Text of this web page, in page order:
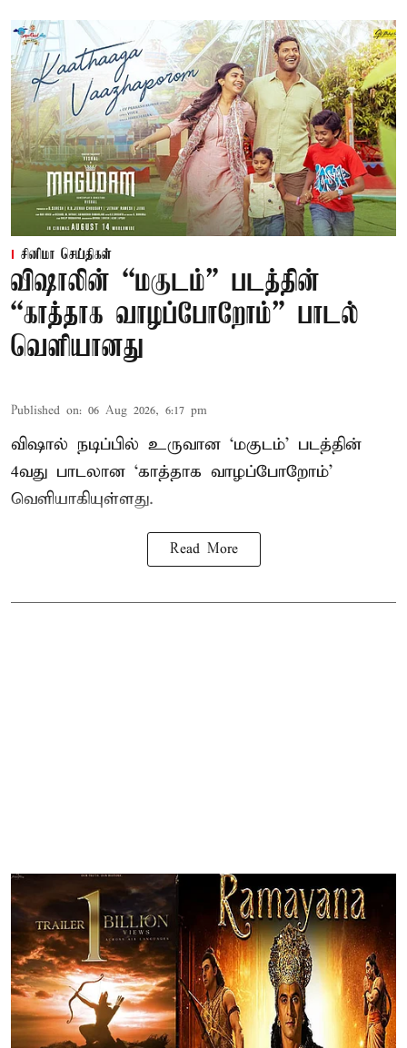
சினிமா செய்திகள்
விஷாலின் “மகுடம்” படத்தின்
“காத்தாக வாழப்போறோம்” பாடல்
வெளியானது
Published on: 06 Aug 2026, 6:17 pm
விஷால் நடிப்பில் உருவான ‘மகுடம்’ படத்தின்
4வது பாடலான ‘காத்தாக வாழப்போறோம்’
வெளியாகியுள்ளது.
Read More